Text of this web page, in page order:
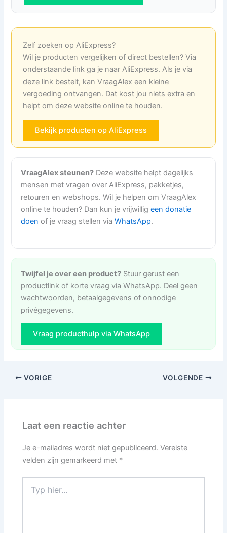
Zelf zoeken op AliExpress?
Wil je producten vergelijken of direct bestellen? Via
onderstaande link ga je naar AliExpress. Als je via
deze link bestelt, kan VraagAlex een kleine
vergoeding ontvangen. Dat kost jou niets extra en
helpt om deze website online te houden.
Bekijk producten op AliExpress
VraagAlex steunen? Deze website helpt dagelijks
mensen met vragen over AliExpress, pakketjes,
retouren en webshops. Wil je helpen om VraagAlex
online te houden? Dan kun je vrijwilligeen donatie
doen of je vraag stellen viaWhatsApp.
Twijfel je over een product? Stuur gerust een
productlink of korte vraag via WhatsApp. Deel geen
wachtwoorden, betaalgegevens of onnodige
privégegevens.
Vraag producthulp via WhatsApp
VORIGE VOLGENDE
Laat een reactie achter
Je e-mailadres wordt niet gepubliceerd. Vereiste
velden zijn gemarkeerd met *
hier...